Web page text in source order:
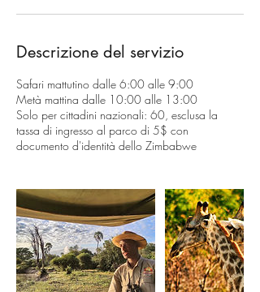
a
Descrizione del servizio
Safari mattutino dalle 6:00 alle 9:00
Metà mattina dalle 10:00 alle 13:00
Solo per cittadini nazionali: 60, esclusa la
tassa di ingresso al parco di 5$ con
documento d'identità dello Zimbabwe